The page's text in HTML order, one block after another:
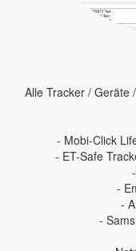
Alle Tracker / Geräte
- Mobi-Click
- ET-Safe
-
-
-